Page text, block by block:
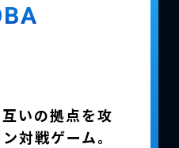
いの拠点を攻
対戦ゲーム。